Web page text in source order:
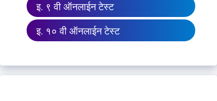
इ. ९ वी ऑनलाईन टेस्ट
इ. १० वी ऑनलाईन टेस्ट